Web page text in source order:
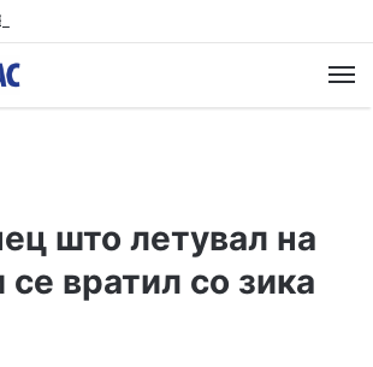
што летувал на
вратил со зика